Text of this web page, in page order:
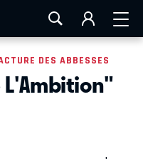
LA ROCHELLE
DES ABBESSES
L'Ambition"